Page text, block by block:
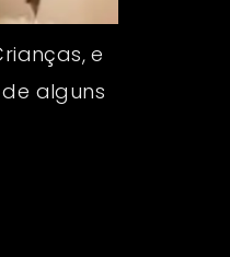
e
alguns